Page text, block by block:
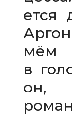
ется
в
он,